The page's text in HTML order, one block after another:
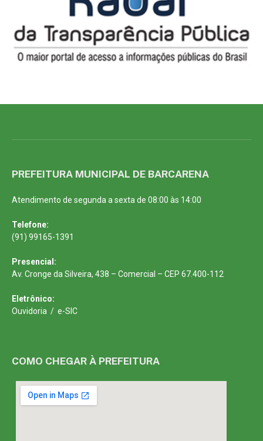
PREFEITURA MUNICIPAL DE BARCARENA
Atendimento de segunda a sexta de 08:00 às 14:00
Telefone:
(91) 99165-1391
Presencial:
Av. Cronge da Silveira, 438 – Comercial – CEP 67.400-112
Eletrônico:
Ouvidoria / e-SIC
COMO CHEGAR À PREFEITURA